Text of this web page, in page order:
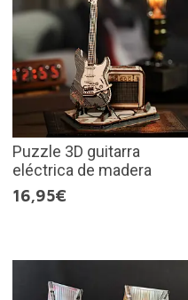
Puzzle 3D guitarra
eléctrica de madera
16,95€